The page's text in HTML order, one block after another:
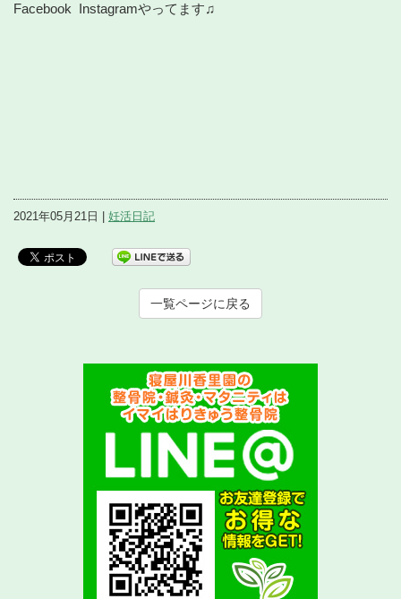
Facebook Instagramやってます♫
2021年05月21日 | 妊活日記
一覧ページに戻る